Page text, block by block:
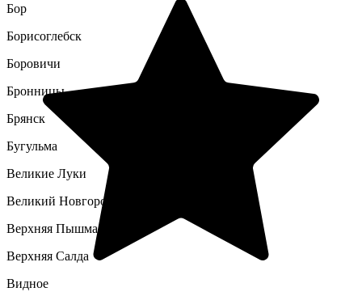
Бор
Борисоглебск
Боровичи
Бронницы
Брянск
Бугульма
Великие Луки
Великий Новгород
Верхняя Пышма
Верхняя Салда
Видное